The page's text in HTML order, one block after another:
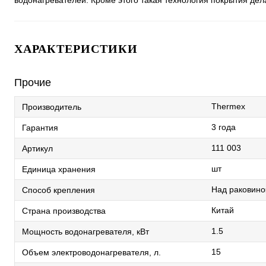
ХАРАКТЕРИСТИКИ
Прочие
Производитель Thermex
Гарантия 3 года
Артикул 111 003
Единица хранения шт
Способ крепления Над
Страна производства Китай
Мощность водонагревателя, кВт 1.5
Объем электроводонагревателя, л. 15